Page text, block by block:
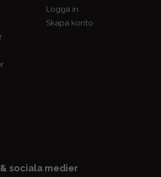
Logga in
Skapa konto
sociala medier